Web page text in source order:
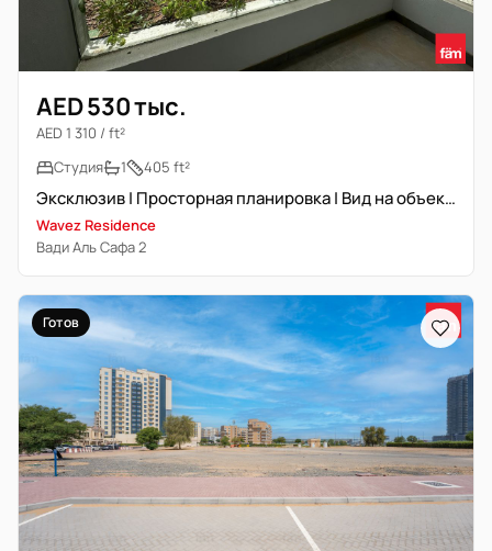
AED 530 тыс.
AED 1 310 / ft²
Студия
1 405 ft²
Эксклюзив | Просторная планировка | Вид на объекты
Wavez Residence
Вади Аль Сафа 2
Готов